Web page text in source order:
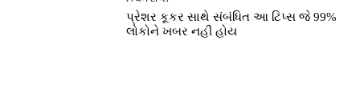
પ્રેશર કૂકર સાથે સંબંધિત આ ટિપ્સ જે 99%
લોકોને ખબર નહીં હોય